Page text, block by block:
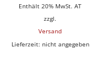
Enthält 20% MwSt. AT
zzgl.
Versand
Lieferzeit: nicht angegeben